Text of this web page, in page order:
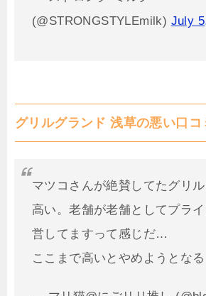
(@STRONGSTYLEmilk) July
グリルグランド 浅草の悪い口コ
マツコさんが絶賛してたグリ
高い。老舗が老舗としてプラ
営してますって感じだ…
ここまで高いとやめようとなる